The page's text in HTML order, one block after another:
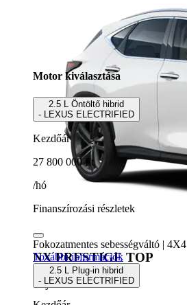
NX PRESTIGE TOP
5 ajtós SUV
Motor kiválasztása
2.5 L Öntöltő hibrid
- LEXUS ELECTRIFIED
Kezdőár
27 800 000 Ft
/hó
Finanszírozási részletek
Fokozatmentes sebességváltó | 4X4
További információk
2.5 L Plug-in hibrid
- LEXUS ELECTRIFIED